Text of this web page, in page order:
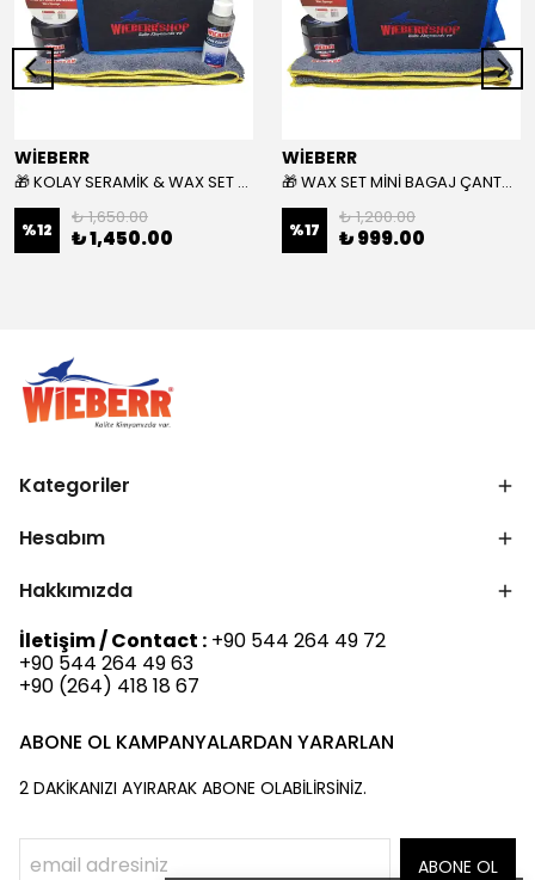
WİEBERR
🎁 KOLAY SERAMİK & WAX SET MİNİ BAGAJ ÇANTASI HEDİYELİ 🎁
%12
₺ 1,650.00
₺ 1,450.00
WİEBERR
🎁 WAX SET MİNİ BAGAJ ÇANTASI HEDİYELİ 🎁
%17
₺ 1,200.00
₺ 999.00
Kategoriler
Hesabım
Hakkımızda
İletişim / Contact : +90 544 264 49 72
+90 544 264 49 63
+90 (264) 418 18 67
ABONE OL KAMPANYALARDAN YARARLAN
2 DAKİKANIZI AYIRARAK ABONE OLABİLİRSİNİZ.
ABONE OL